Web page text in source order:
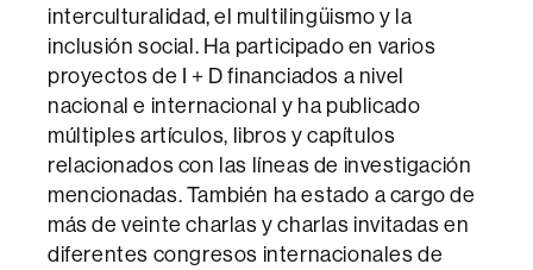
interculturalidad, el multilingüismo y la
inclusión social. Ha participado en varios
proyectos de I + D financiados a nivel
nacional e internacional y ha publicado
múltiples artículos, libros y capítulos
relacionados con las líneas de investigación
mencionadas. También ha estado a cargo de
más de veinte charlas y charlas invitadas en
diferentes congresos internacionales de